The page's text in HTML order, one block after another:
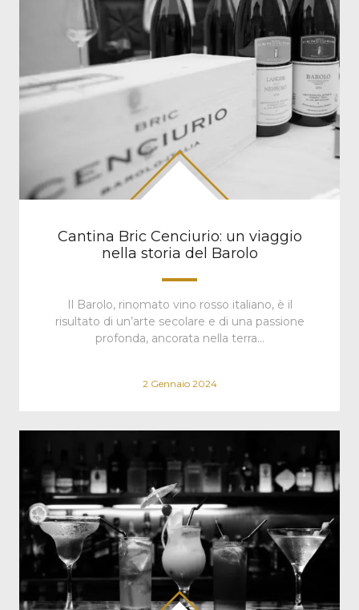
Cantina Bric Cenciurio: un viaggio
nella storia del Barolo
Il Barolo, rinomato vino rosso italiano, è il
risultato di un’arte secolare e di una passione
profonda, ancorata nella terra…
2 Gennaio 2024